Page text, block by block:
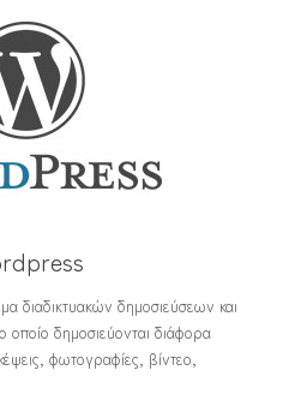
διαδικτυακών δημοσιεύσεων και
οποίο δημοσιεύονται διάφορα
φωτογραφίες, βίντεο,